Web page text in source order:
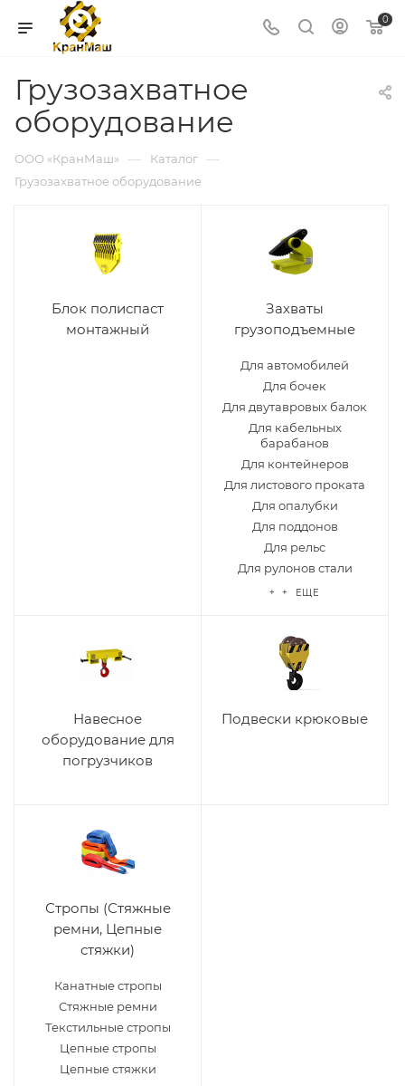
0
Грузозахватное
оборудование
ООО «КранМаш» — Каталог —
Грузозахватное оборудование
Блок полиспаст
монтажный
Захваты
грузоподъемные
Для автомобилей
Для бочек
Для двутавровых балок
Для кабельных
барабанов
Для контейнеров
Для листового проката
Для опалубки
Для поддонов
Для рельс
Для рулонов стали
+ + ЕЩЕ
Навесное
оборудование для
погрузчиков
Подвески крюковые
Стропы (Стяжные
ремни, Цепные
стяжки)
Канатные стропы
Стяжные ремни
Текстильные стропы
Цепные стропы
Цепные стяжки